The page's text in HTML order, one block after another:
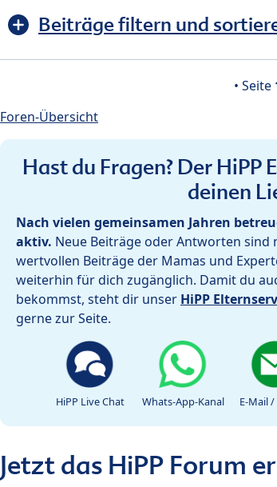
Beiträge filtern und
• Seite
Foren-Übersicht
Hast du Fragen? Der
deinen
Nach vielen gemeinsamen Jahren
aktiv. Neue Beiträge oder Antworten sind
wertvollen Beiträge der Mamas und
weiterhin für dich zugänglich. Damit du
bekommst, steht dir unser HiPP
gerne zur Seite.
HiPP Live Chat Whats-App-Kanal E-Mail
Jetzt das HiPP Forum